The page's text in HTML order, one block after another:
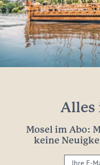
Alles
Mosel im Abo:
keine
Ihre